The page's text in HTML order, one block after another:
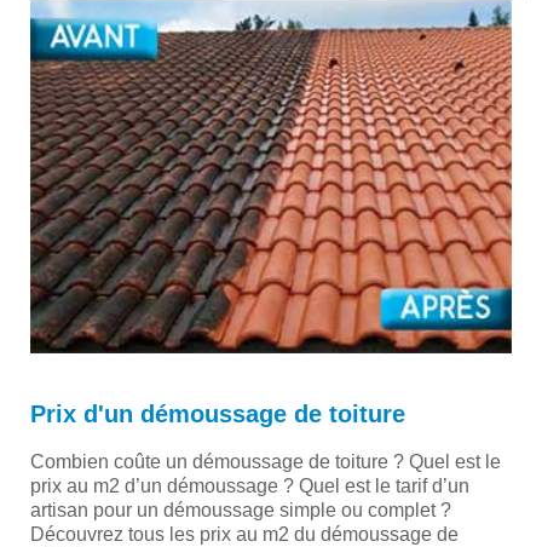
Prix d'un démoussage de toiture
Combien coûte un démoussage de toiture ? Quel est le
prix au m2 d’un démoussage ? Quel est le tarif d’un
artisan pour un démoussage simple ou complet ?
Découvrez tous les prix au m2 du démoussage de